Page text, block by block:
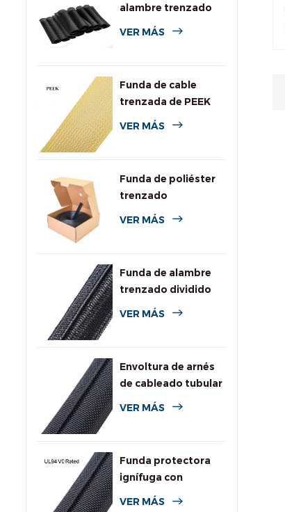
alambre trenzado
expansible de PPS
VER MÁS
Funda de cable
trenzada de PEEK
VER MÁS
Funda de poliéster
trenzado
personalizada con
VER MÁS
Funda de alambre
trenzado dividido
autoenvolvente
VER MÁS
Envoltura de arnés
de cableado tubular
dividida tejida
VER MÁS
Funda protectora
ignífuga con
clasificación UL94
VER MÁS